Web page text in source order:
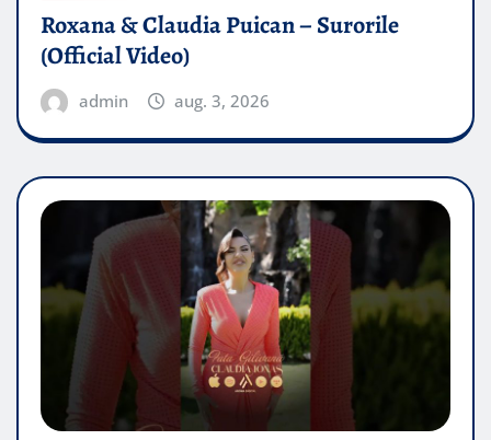
Roxana & Claudia Puican – Surorile
(Official Video)
admin aug. 3, 2026